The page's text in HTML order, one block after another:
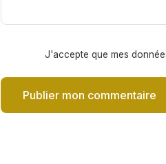
J'accepte que mes
Publier mon commentaire